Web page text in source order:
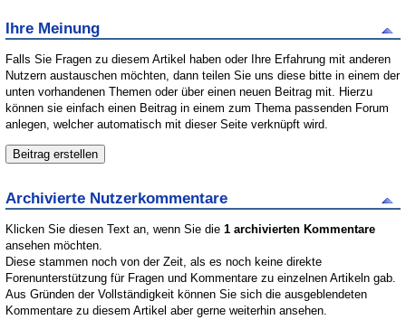
Ihre Meinung
Falls Sie Fragen zu diesem Artikel haben oder Ihre Erfahrung mit anderen
Nutzern austauschen möchten, dann teilen Sie uns diese bitte in einem der
unten vorhandenen Themen oder über einen neuen Beitrag mit. Hierzu
können sie einfach einen Beitrag in einem zum Thema passenden Forum
anlegen, welcher automatisch mit dieser Seite verknüpft wird.
Archivierte Nutzerkommentare
Klicken Sie diesen Text an, wenn Sie die1 archivierten Kommentare
ansehen möchten.
Diese stammen noch von der Zeit, als es noch keine direkte
Forenunterstützung für Fragen und Kommentare zu einzelnen Artikeln gab.
Aus Gründen der Vollständigkeit können Sie sich die ausgeblendeten
Kommentare zu diesem Artikel aber gerne weiterhin ansehen.